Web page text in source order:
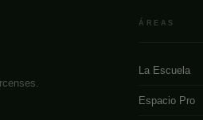
ÁREAS
La Escuela
Espacio Pro